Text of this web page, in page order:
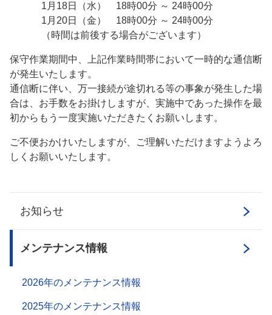
1月18日（水） 18時00分 ～ 24時00分
1月20日（金） 18時00分 ～ 24時00分
（時間は前後する場合がございます）
保守作業期間中、上記作業時間帯において一時的な通信断
が発生いたします。
通信断に伴い、万一接続が途切れる等の事象が発生した場
合は、お手数をお掛けしますが、実施中であった操作を最
初からもう一度実施いただきたくお願いします。
ご不便おかけいたしますが、ご理解いただけますようよろ
しくお願いいたします。
お知らせ
メンテナンス情報
2026年のメンテナンス情報
2025年のメンテナンス情報